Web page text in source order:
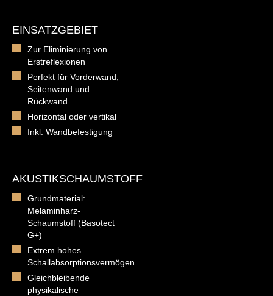
EINSATZGEBIET
Zur Eliminierung von
Erstreflexionen
Perfekt für Vorderwand,
Seitenwand und
Rückwand
Horizontal oder vertikal
Inkl. Wandbefestigung
AKUSTIKSCHAUMSTOFF
Grundmaterial:
Melaminharz-
Schaumstoff (Basotect
G+)
Extrem hohes
Schallabsorptionsvermögen
Gleichbleibende
physikalische